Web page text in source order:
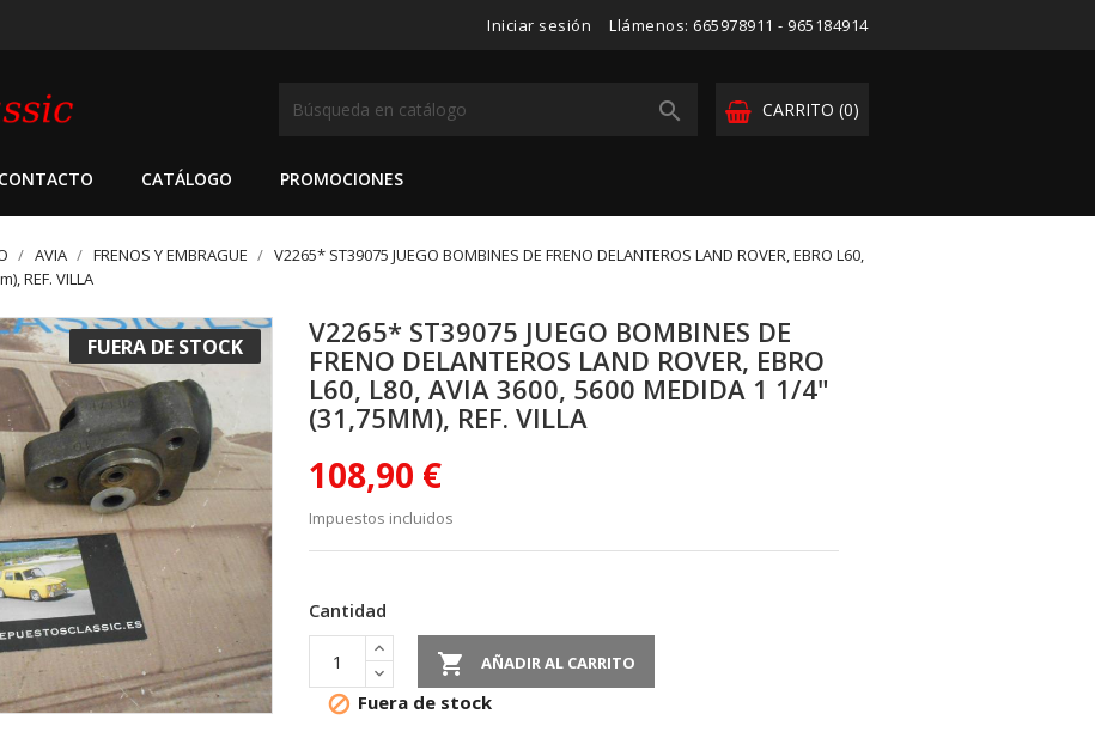
Iniciar sesión Llámenos: 665978911 - 965184914
CARRITO (0)

CONTACTO CATÁLOGO PROMOCIONES
AVIA FRENOS Y EMBRAGUE
V2265* ST39075 JUEGO BOMBINES DE FRENO DELANTEROS LAND ROVER, EBRO L60,
REF. VILLA
FUERA DE STOCK
V2265* ST39075 JUEGO BOMBINES DE
FRENO DELANTEROS LAND ROVER, EBRO
L60, L80, AVIA 3600, 5600 MEDIDA 1 1/4"
(31,75MM), REF. VILLA
108,90 €
Impuestos incluidos
Cantidad
 AÑADIR AL CARRITO
 Fuera de stock